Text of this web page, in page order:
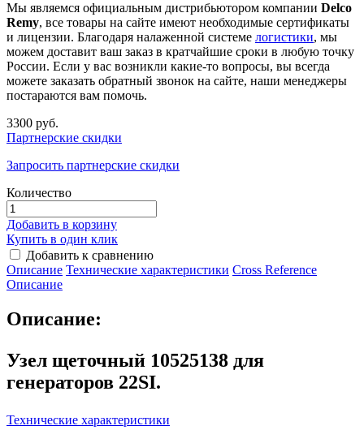
Мы являемся официальным дистрибьютором компании Delco
Remy, все товары на сайте имеют необходимые сертификаты
и лицензии. Благодаря налаженной системе логистики, мы
можем доставит ваш заказ в кратчайшие сроки в любую точку
России. Если у вас возникли какие-то вопросы, вы всегда
можете заказать обратный звонок на сайте, наши менеджеры
постараются вам помочь.
3300 руб.
Партнерские скидки
Запросить партнерские скидки
Количество
Добавить в корзину
Купить в один клик
Добавить к сравнению
Описание Технические характеристики Сross Reference
Описание
Описание:
Узел щеточный 10525138 для
генераторов 22SI.
Технические характеристики